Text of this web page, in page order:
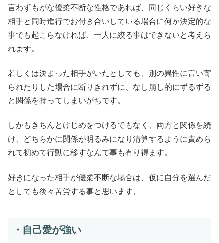
言わずもがな優柔不断な性格であれば、同じくらい好きな
相手と同時進行でお付き合いしている場合に何か決定的な
事でも起こらなければ、一人に絞る事はできないと考えら
れます。
若しくは決まった相手がいたとしても、別の異性に言い寄
られたりした場合に断りきれずに、なし崩し的にずるずる
と関係を持ってしまいがちです。
しかもきちんとけじめをつけるでもなく、両方と関係を続
け、どちらかに関係が明るみになり清算するように責めら
れて初めて行動に移すなんて事も有り得ます。
好きになった相手が優柔不断な場合は、仮に自分を選んだ
としても後々苦労する事と思います。
・自己愛が強い